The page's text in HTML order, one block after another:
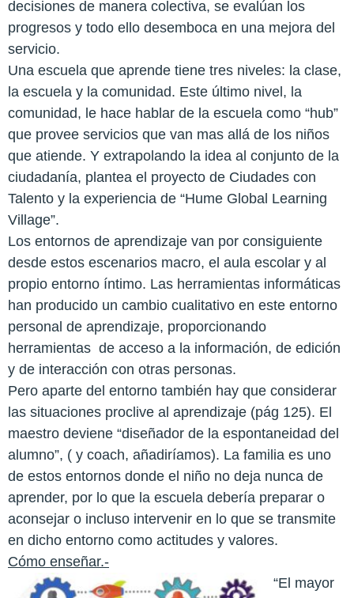
decisiones de manera colectiva, se evalúan los
progresos y todo ello desemboca en una mejora del
servicio.
Una escuela que aprende tiene tres niveles: la clase,
la escuela y la comunidad. Este último nivel, la
comunidad, le hace hablar de la escuela como “hub”
que provee servicios que van mas allá de los niños
que atiende. Y extrapolando la idea al conjunto de la
ciudadanía, plantea el proyecto de Ciudades con
Talento y la experiencia de “Hume Global Learning
Village”.
Los entornos de aprendizaje van por consiguiente
desde estos escenarios macro, el aula escolar y al
propio entorno íntimo. Las herramientas informáticas
han producido un cambio cualitativo en este entorno
personal de aprendizaje, proporcionando
herramientas de acceso a la información, de edición
y de interacción con otras personas.
Pero aparte del entorno también hay que considerar
las situaciones proclive al aprendizaje (pág 125). El
maestro deviene “diseñador de la espontaneidad del
alumno”, ( y coach, añadiríamos). La familia es uno
de estos entornos donde el niño no deja nunca de
aprender, por lo que la escuela debería preparar o
aconsejar o incluso intervenir en lo que se transmite
en dicho entorno como actitudes y valores.
Cómo enseñar.-
“El mayor